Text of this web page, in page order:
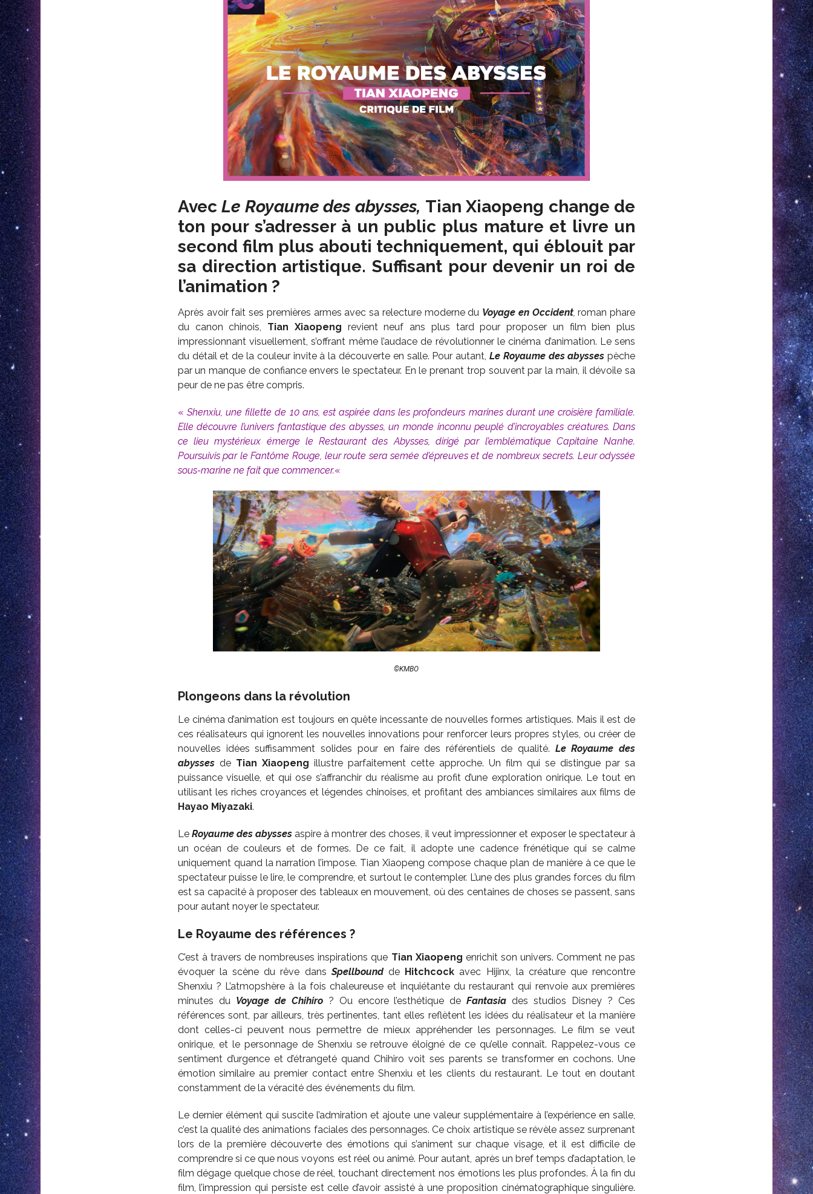
AvecLe Royaume des abysses, Tian Xiaopeng change de
ton pour s’adresser à un public plus mature et livre un
second film plus abouti techniquement, qui éblouit par
sa direction artistique. Suffisant pour devenir un roi de
l’animation ?
Après avoir fait ses premières armes avec sa relecture moderne du Voyage en Occident, roman phare
du canon chinois, Tian Xiaopeng revient neuf ans plus tard pour proposer un film bien plus
impressionnant visuellement, s’offrant même l’audace de révolutionner le cinéma d’animation. Le sens
du détail et de la couleur invite à la découverte en salle. Pour autant,Le Royaume des abysses pèche
par un manque de confiance envers le spectateur. En le prenant trop souvent par la main, il dévoile sa
peur de ne pas être compris.
« Shenxiu, une fillette de 10 ans, est aspirée dans les profondeurs marines durant une croisière familiale.
Elle découvre l’univers fantastique des abysses, un monde inconnu peuplé d’incroyables créatures. Dans
ce lieu mystérieux émerge le Restaurant des Abysses, dirigé par l’emblématique Capitaine Nanhe.
Poursuivis par le Fantôme Rouge, leur route sera semée d’épreuves et de nombreux secrets. Leur odyssée
sous-marine ne fait que commencer.«
©KMBO
Plongeons dans la révolution
Le cinéma d’animation est toujours en quête incessante de nouvelles formes artistiques. Mais il est de
ces réalisateurs qui ignorent les nouvelles innovations pour renforcer leurs propres styles, ou créer de
nouvelles idées suffisamment solides pour en faire des référentiels de qualité. Le Royaume des
abyssesde Tian Xiaopeng illustre parfaitement cette approche. Un film qui se distingue par sa
puissance visuelle, et qui ose s’affranchir du réalisme au profit d’une exploration onirique. Le tout en
utilisant les riches croyances et légendes chinoises, et profitant des ambiances similaires aux films de
Hayao Miyazaki.
Le Royaume des abysses aspire à montrer des choses, il veut impressionner et exposer le spectateur à
un océan de couleurs et de formes. De ce fait, il adopte une cadence frénétique qui se calme
uniquement quand la narration l’impose. Tian Xiaopeng compose chaque plan de manière à ce que le
spectateur puisse le lire, le comprendre, et surtout le contempler. L’une des plus grandes forces du film
est sa capacité à proposer des tableaux en mouvement, où des centaines de choses se passent, sans
pour autant noyer le spectateur.
Le Royaume des références ?
C’est à travers de nombreuses inspirations que Tian Xiaopeng enrichit son univers. Comment ne pas
évoquer la scène du rêve dansSpellboundde Hitchcock avec Hijinx, la créature que rencontre
Shenxiu ? L’atmopshère à la fois chaleureuse et inquiétante du restaurant qui renvoie aux premières
minutes du Voyage de Chihiro ? Ou encore l’esthétique deFantasia des studios Disney ? Ces
références sont, par ailleurs, très pertinentes, tant elles reflètent les idées du réalisateur et la manière
dont celles-ci peuvent nous permettre de mieux appréhender les personnages. Le film se veut
onirique, et le personnage de Shenxiu se retrouve éloigné de ce qu’elle connaît. Rappelez-vous ce
sentiment d’urgence et d’étrangeté quand Chihiro voit ses parents se transformer en cochons. Une
émotion similaire au premier contact entre Shenxiu et les clients du restaurant. Le tout en doutant
constamment de la véracité des événements du film.
Le dernier élément qui suscite l’admiration et ajoute une valeur supplémentaire à l’expérience en salle,
c’est la qualité des animations faciales des personnages. Ce choix artistique se révèle assez surprenant
lors de la première découverte des émotions qui s’animent sur chaque visage, et il est difficile de
comprendre si ce que nous voyons est réel ou animé. Pour autant, après un bref temps d’adaptation, le
film dégage quelque chose de réel, touchant directement nos émotions les plus profondes. À la fin du
film, l’impression qui persiste est celle d’avoir assisté à une proposition cinématographique singulière.